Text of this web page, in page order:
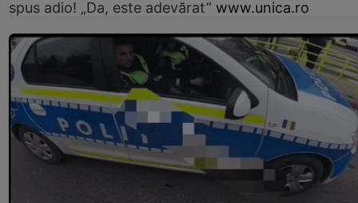
spus adio! „Da, este adevărat” www.unica.ro